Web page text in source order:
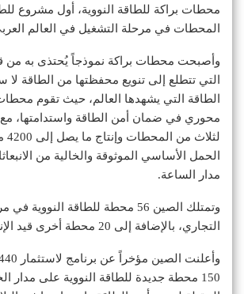
محطات براكة للطاقة النووية، أول مشروع
المحطات في مرحلة التشغيل في العالم
وأصبحت محطات براكة نموذجاً يُحتذى به من
التي تتطلع إلى تنويع محفظتها من الطاقة لا
الطاقة التي يشهدها العالم، حيث تقوم
محوري في ضمان أمن الطاقة واستدامتها، مع
الحمل الأساسي الموثوقة والخالية من
مدار الساعة.
وتمتلك الصين 56 محطة للطاقة
التجاري، بالإضافة إلى 20 محطة أخرى قيد الإنشاء.
150 محطة جديدة للطاقة النووية على